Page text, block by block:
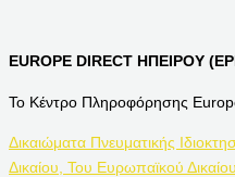
EUROPE DIRECT ΗΠΕΙΡΟΥ
Το Κέντρο Πληροφόρησης
Δικαιώματα Πνευματικής
Δικαίου, Του Ευρωπαϊκού